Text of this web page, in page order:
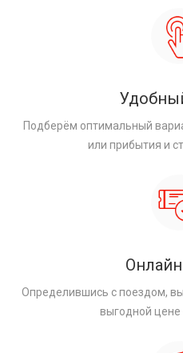
Подберём оптимальный
или прибытия и
Определившись с поездом,
выгодной цене